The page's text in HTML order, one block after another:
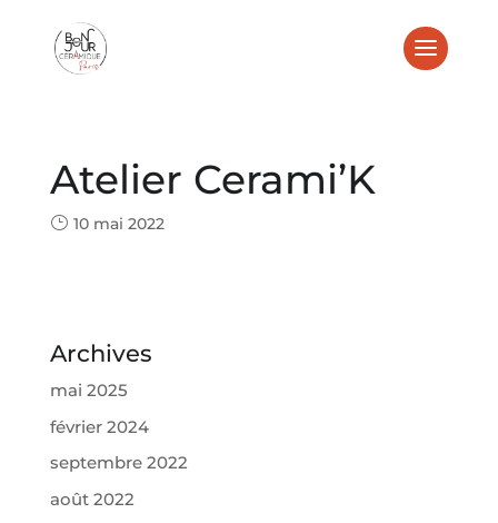
Atelier Cerami’K
10 mai 2022
Archives
mai 2025
février 2024
septembre 2022
août 2022